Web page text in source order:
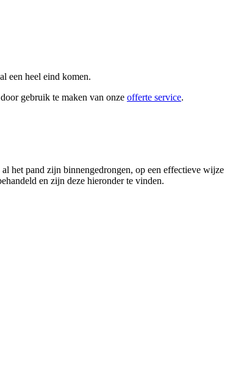
een heel eind komen.
gebruik te maken van onze offerte service.
het pand zijn binnengedrongen, op een effectieve wijze
en zijn deze hieronder te vinden.